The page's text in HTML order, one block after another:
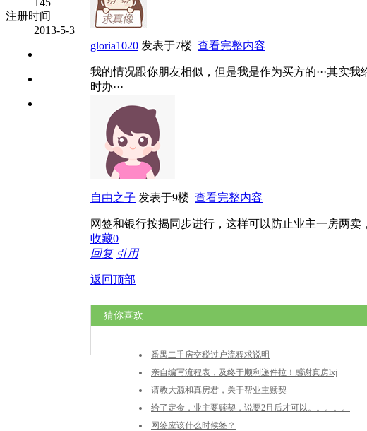
145
注册时间
2013-5-3
gloria1020 发表于7楼 查看完整内容
我的情况跟你朋友相似，但是我是作为买方的···其实
时办···
自由之子 发表于9楼 查看完整内容
网签和银行按揭同步进行，这样可以防止业主一房两
收藏0
回复 引用
返回顶部
猜你喜欢
番禺二手房交税过户流程求说明
亲自编写流程表，及终于顺利递件拉！感谢真房lxj
请教大源和真房君，关于帮业主赎契
给了定金，业主要赎契，说要2月后才可以。。。。。
网签应该什么时候签？